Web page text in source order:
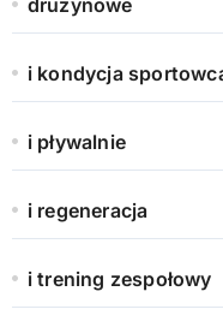
i kondycja
i pływalnie
i regeneracja
i trening zespołowy